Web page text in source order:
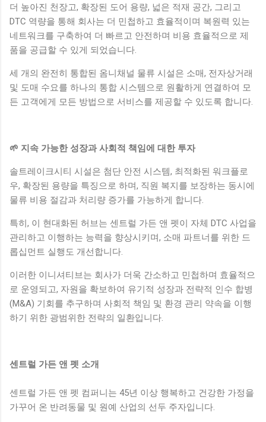
더 높아진 천장고, 확장된 도어 용량, 넓은 적재 공간, 그리고
DTC 역량을 통해 회사는 더 민첩하고 효율적이며 복원력 있는
네트워크를 구축하여 더 빠르고 안전하며 비용 효율적으로 제
품을 공급할 수 있게 되었습니다.
세 개의 완전히 통합된 옴니채널 물류 시설은 소매, 전자상거래
및 도매 수요를 하나의 통합 시스템으로 원활하게 연결하여 모
든 고객에게 모든 방법으로 서비스를 제공할 수 있도록 합니다.
🌱 지속 가능한 성장과 사회적 책임에 대한 투자
솔트레이크시티 시설은 첨단 안전 시스템, 최적화된 워크플로
우, 확장된 용량을 특징으로 하며, 직원 복지를 보장하는 동시에
물류 비용 절감과 처리량 증가를 가능하게 합니다.
특히, 이 현대화된 허브는 센트럴 가든 앤 펫이 자체 DTC 사업을
관리하고 이행하는 능력을 향상시키며, 소매 파트너를 위한 드
롭십먼트 실행도 개선합니다.
이러한 이니셔티브는 회사가 더욱 간소하고 민첩하며 효율적으
로 운영되고, 자원을 확보하여 유기적 성장과 전략적 인수 합병
(M&A) 기회를 추구하며 사회적 책임 및 환경 관리 약속을 이행
하기 위한 광범위한 전략의 일환입니다.
센트럴 가든 앤 펫 소개
센트럴 가든 앤 펫 컴퍼니는 45년 이상 행복하고 건강한 가정을
가꾸어 온 반려동물 및 원예 산업의 선두 주자입니다.